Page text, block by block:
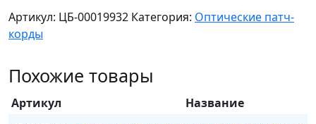
Артикул: ЦБ-00019932 Категория: Оптические патч-
корды
Похожие товары
Артикул Название